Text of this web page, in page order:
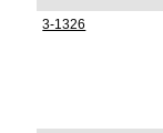
3-1326